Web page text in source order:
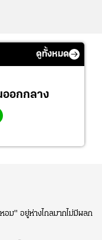
ดูทั้งหมด
ออกกลาง
ม" อยู่ห่างไกลมากไม่มีผลก